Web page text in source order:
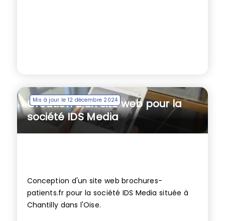
Mis à jour le 12 décembre 2024
Création d’un site web pour la
société IDS Media
Conception d'un site web brochures-
patients.fr pour la société IDS Media située à
Chantilly dans l'Oise.